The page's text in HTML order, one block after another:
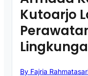
Kutoarjo
By Fajria